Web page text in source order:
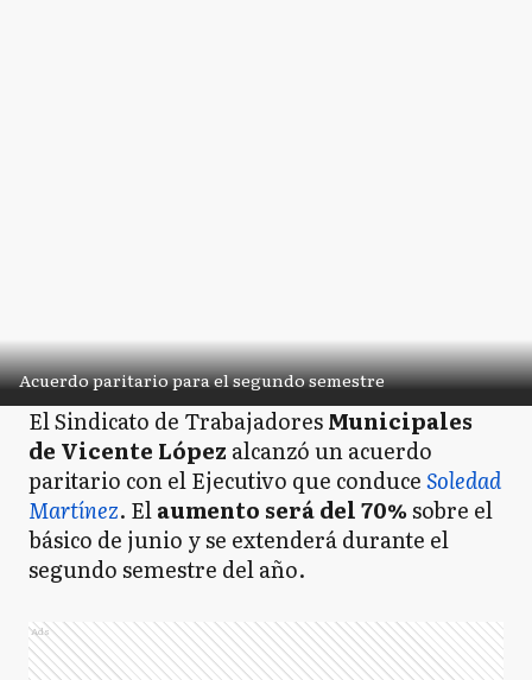
Acuerdo paritario para el segundo semestre
El Sindicato de TrabajadoresMunicipales
de Vicente López alcanzó un acuerdo
paritario con el Ejecutivo que conduceSoledad
Martínez. Elaumento será del 70%sobre el
básico de junio y se extenderá durante el
segundo semestre del año.
Ads